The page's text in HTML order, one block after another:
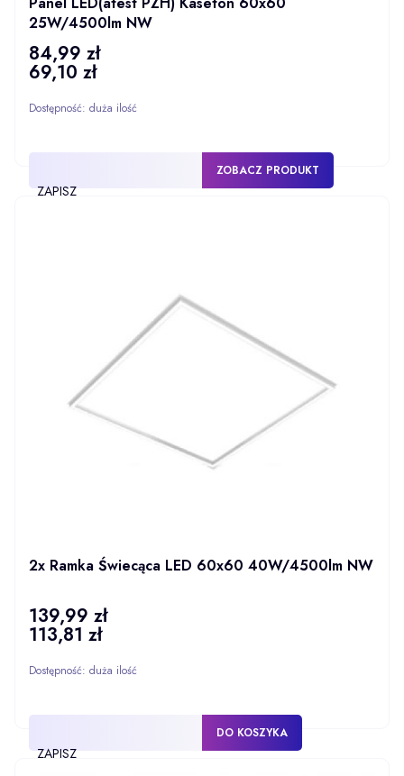
25W/4500lm NW
Cena
84,99 zł
Cena
69,10 zł
Dostępność: duża ilość
ZAPISZ
ZOBACZ PRODUKT
2x Ramka Świecąca LED 60x60 40W/4500lm NW
Cena
139,99 zł
Cena
113,81 zł
Dostępność: duża ilość
ZAPISZ
DO KOSZYKA